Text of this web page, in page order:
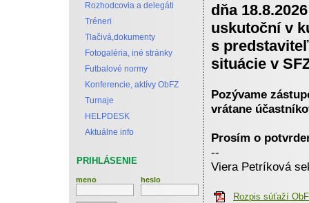
Rozhodcovia a delegáti
Tréneri
Tlačivá,dokumenty
Fotogaléria, iné stránky
Futbalové normy
Konferencie, aktívy ObFZ
Turnaje
HELPDESK
Aktuálne info
PRIHLÁSENIE
meno heslo
dňa
uskutoční v
s
situácie v
Pozývame
vrátane
Prosím o
--
Viera Petríková
Rozpis súťaží